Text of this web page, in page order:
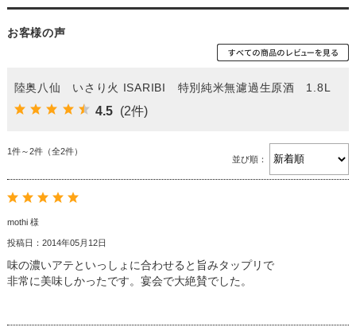
お客様の声
陸奥八仙 いさり火 ISARIBI 特別純米無濾過生原酒 1.8L
4.5 (2件)
1件～2件（全2件）
並び順：
mothi 様
投稿日：2014年05月12日
味の濃いアテといっしょに合わせると旨みタップリで
非常に美味しかったです。宴会で大絶賛でした。